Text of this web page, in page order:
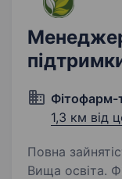
Фітофарм-
1,3 км від
Повна
Вища освіта. Фітофарм Трейд — українська